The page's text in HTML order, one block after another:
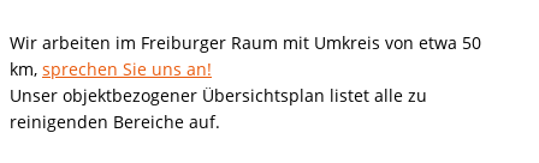
Wir arbeiten im Freiburger Raum mit Umkreis von etwa 50
km, sprechen Sie uns an!
Unser objektbezogener Übersichtsplan listet alle zu
reinigenden Bereiche auf.